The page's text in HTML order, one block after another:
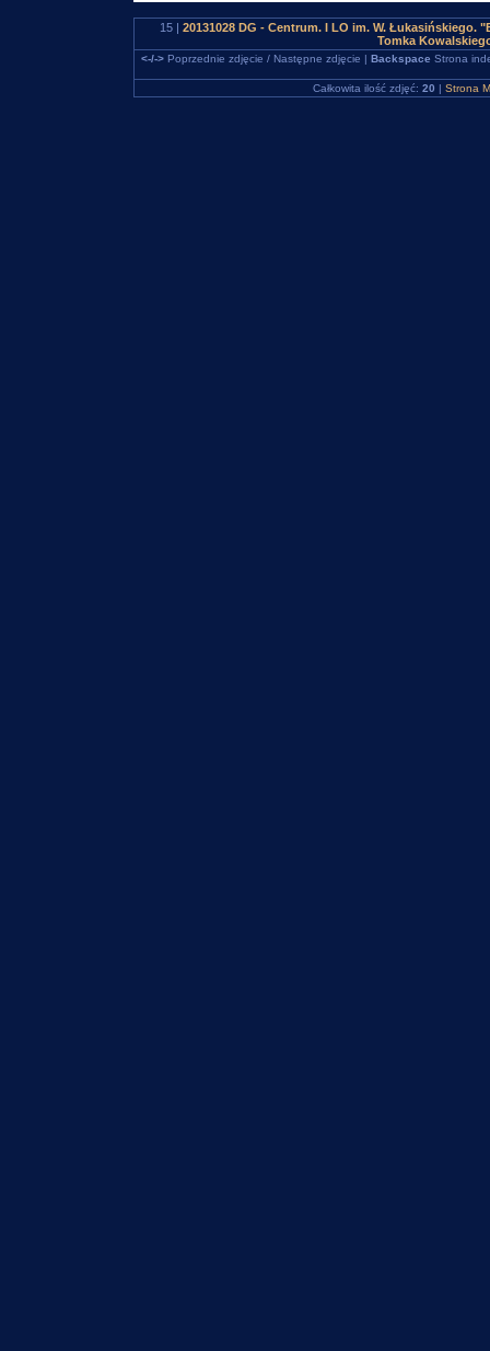
15 | 20131028 DG - Centrum. I LO im. W. Łukasińskiego.
Tomka
<-/->Poprzednie zdjęcie / Następne zdjęcie | Backspace Strona
Całkowita ilość zdjęć: 20 | Strona